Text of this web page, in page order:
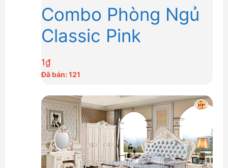
Combo Phòng Ngủ
Classic Pink
1₫
Đã bán: 121